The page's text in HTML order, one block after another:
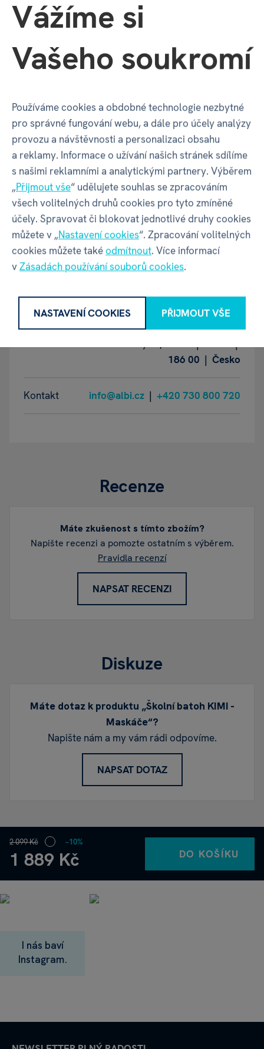
Balení produktu
Šířka balení 345 mm
Hloubka balení 85 mm
Výška balení 470 mm
Váha balení 1035 g
GPSR - Výrobce
Název ALBI Česká republika a.s.
186 00 | Česko
Kontakt info@albi.cz | +420 730 800 720
Recenze
Máte zkušenost s tímto zbožím?
Napište recenzi a pomozte ostatním s výběrem.
Pravidla recenzí
NAPSAT RECENZI
Diskuze
Máte dotaz k produktu „Školní batoh KIMI -
Maskáče“?
Napište nám a my vám rádi odpovíme.
NAPSAT DOTAZ
2 099 Kč
1 889 Kč
−10%
DO KOŠÍKU
I nás baví
Instagram.
Vážíme si
Vašeho soukromí
Používáme cookies a obdobné technologie nezbytné
pro správné fungování webu, a dále pro účely analýzy
provozu a návštěvnosti a personalizaci obsahu
a reklamy. Informace o užívání našich stránek sdílíme
s našimi reklamními a analytickými partnery. Výběrem
„Přijmout vše“ udělujete souhlas se zpracováním
všech volitelných druhů cookies pro tyto zmíněné
účely. Spravovat či blokovat jednotlivé druhy cookies
můžete v „Nastavení cookies“. Zpracování volitelných
cookies můžete takéodmítnout. Více informací
vZásadách používání souborů cookies.
NASTAVENÍ COOKIES PŘIJMOUT VŠE